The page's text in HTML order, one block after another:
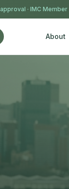
IMC Member
About